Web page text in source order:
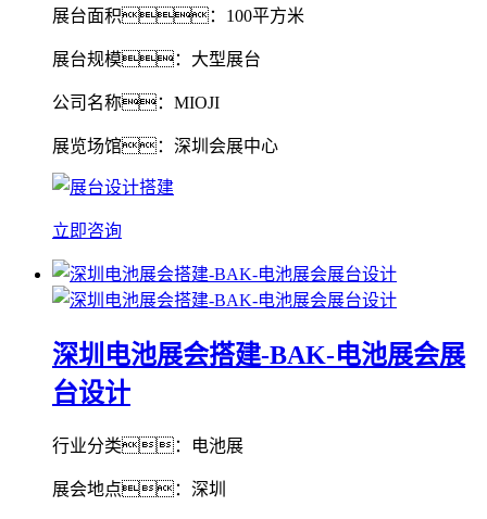
展台面积：100平方米
展台规模：大型展台
公司名称：MIOJI
展览场馆：深圳会展中心
立即咨询
深圳电池展会搭建-BAK-电池展会展
台设计
行业分类：电池展
展会地点：深圳